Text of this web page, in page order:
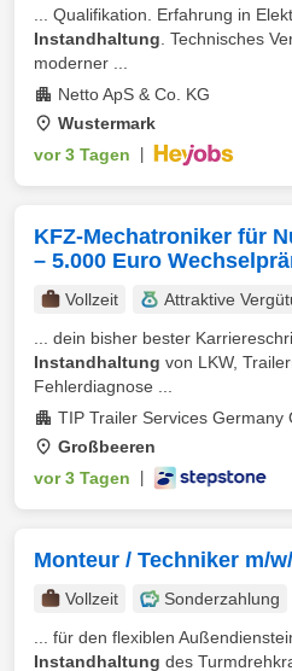
... Qualifikation. Erfahrung in
Instandhaltung . Technisches
moderner ...
Netto ApS & Co. KG
Wustermark
vor 3 Tagen
KFZ-Mechatroniker für
– 5.000 Euro
Vollzeit Attraktive
... dein bisher bester
Instandhaltung von LKW,
Fehlerdiagnose ...
TIP Trailer Services Germany
Großbeeren
vor 3 Tagen
Monteur / Techniker m/
Vollzeit
Sonderzahlung
... für den flexiblen
Instandhaltung des